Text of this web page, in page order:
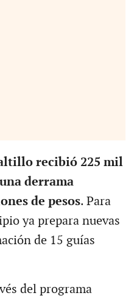
recibió 225 mil
derrama
de pesos. Para
ya prepara nuevas
de 15 guías
del programa